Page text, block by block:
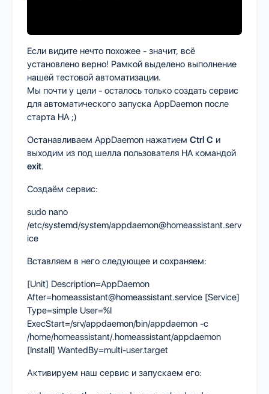
Если видите нечто похожее - значит, всё
установлено верно! Рамкой выделено выполнение
нашей тестовой автоматизации.
Мы почти у цели - осталось только создать сервис
для автоматического запуска AppDaemon после
старта HA ;)
Останавливаем AppDaemon нажатием Ctrl C и
выходим из под шелла пользователя HA командой
exit.
Создаём сервис:
sudo nano
/etc/systemd/system/appdaemon@homeassistant.serv
ice
Вставляем в него следующее и сохраняем:
[Unit] Description=AppDaemon
After=homeassistant@homeassistant.service [Service]
Type=simple User=%I
ExecStart=/srv/appdaemon/bin/appdaemon -c
/home/homeassistant/.homeassistant/appdaemon
[Install] WantedBy=multi-user.target
Активируем наш сервис и запускаем его: